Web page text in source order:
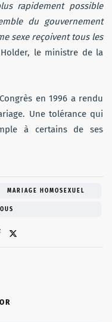
rapidement possible
du gouvernement
sexe reçoivent tous les
le ministre de la
en 1996 a rendu
Une tolérance qui
à certains de ses
MARIAGE HOMOSEXUEL